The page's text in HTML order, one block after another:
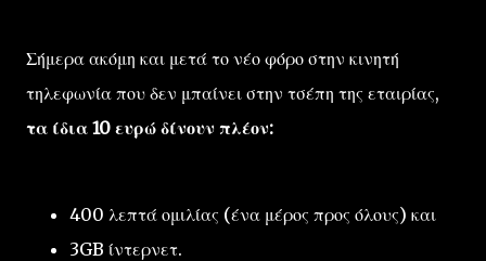
Σήμερα ακόμη και μετά το νέο φόρο στην κινητή
τηλεφωνία που δεν μπαίνει στην τσέπη της εταιρίας,
τα ίδια 10 ευρώ δίνουν πλέον:
400 λεπτά ομιλίας (ένα μέρος προς όλους) και
3GB ίντερνετ.